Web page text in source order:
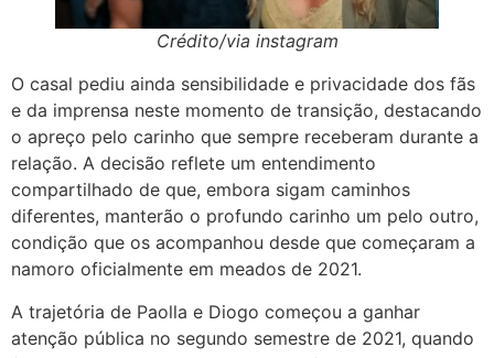
Crédito/via instagram
O casal pediu ainda sensibilidade e privacidade dos fãs
e da imprensa neste momento de transição, destacando
o apreço pelo carinho que sempre receberam durante a
relação. A decisão reflete um entendimento
compartilhado de que, embora sigam caminhos
diferentes, manterão o profundo carinho um pelo outro,
condição que os acompanhou desde que começaram a
namoro oficialmente em meados de 2021.
A trajetória de Paolla e Diogo começou a ganhar
atenção pública no segundo semestre de 2021, quando